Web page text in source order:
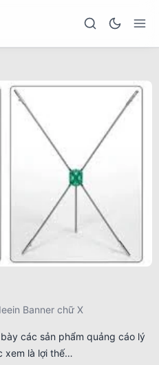
in Banner chữ X
các sản phẩm quảng cáo lý
xem là lợi thế…